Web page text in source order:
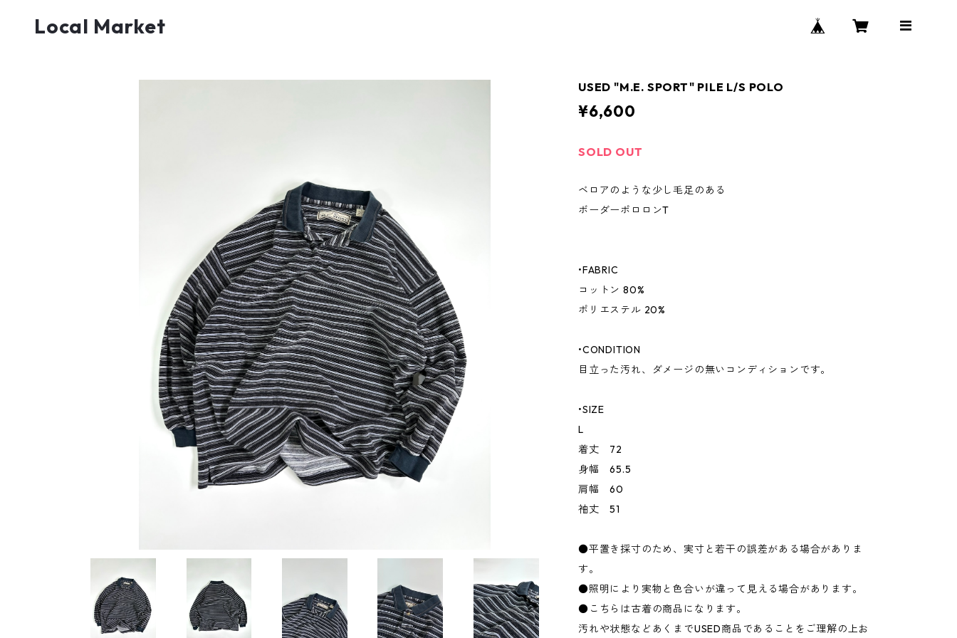
Local Market
USED "M.E. SPORT" PILE L/S POLO
¥6,600
SOLD OUT
ベロアのような少し毛足のある
ボーダーポロロンT
•FABRIC
コットン 80%
ポリエステル 20%
•CONDITION
目立った汚れ、ダメージの無いコンディションです。
•SIZE
L
着丈 72
身幅 65.5
肩幅 60
袖丈 51
●平置き採寸のため、実寸と若干の誤差がある場合がありま
す。
●照明により実物と色合いが違って見える場合があります。
●こちらは古着の商品になります。
汚れや状態などあくまでUSED商品であることをご理解の上お